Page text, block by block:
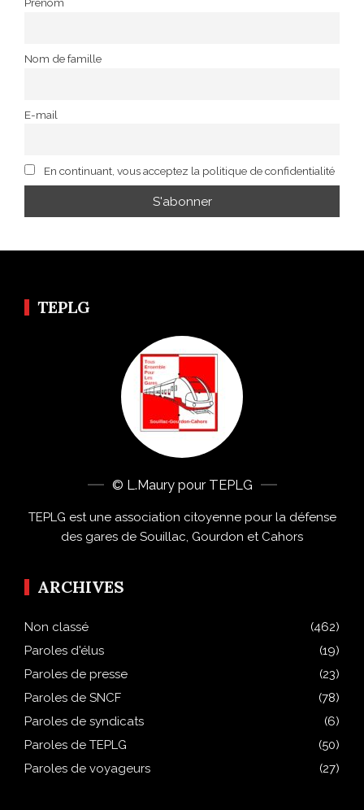
Prénom
Nom de famille
E-mail
En continuant, vous acceptez la politique de confidentialité
TEPLG
© L.Maury pour TEPLG
TEPLG est une association citoyenne pour la défense
des gares de Souillac, Gourdon et Cahors
ARCHIVES
Non classé
(462)
Paroles d'élus
(19)
Paroles de presse
(23)
Paroles de SNCF
(78)
Paroles de syndicats
(6)
Paroles de TEPLG
(50)
Paroles de voyageurs
(27)